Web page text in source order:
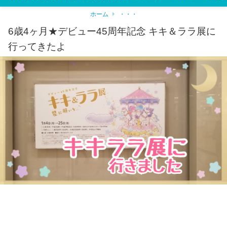
ホーム ・・・
6歳4ヶ月★デビュー45周年記念 キキ＆ララ展に
行ってきたよ